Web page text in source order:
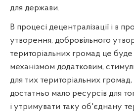
для держави.
В процесі децентралізації і в
утворення, добровільного
територіальних громад це
механізмом додатковим,
для тих територіальних громад,
достатньо мало ресурсів для
і утримувати таку об'єднану